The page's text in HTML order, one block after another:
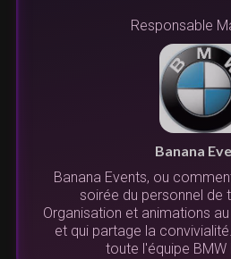
Responsable
Banana
Banana Events, ou
soirée du personnel de
Organisation et animations
et qui partage la
toute l'équipe BMW